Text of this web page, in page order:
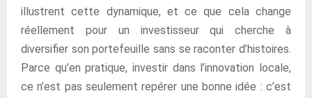
illustrent cette dynamique, et ce que cela change
réellement pour un investisseur qui cherche à
diversifier son portefeuille sans se raconter d’histoires.
Parce qu’en pratique, investir dans l’innovation locale,
ce n’est pas seulement repérer une bonne idée : c’est